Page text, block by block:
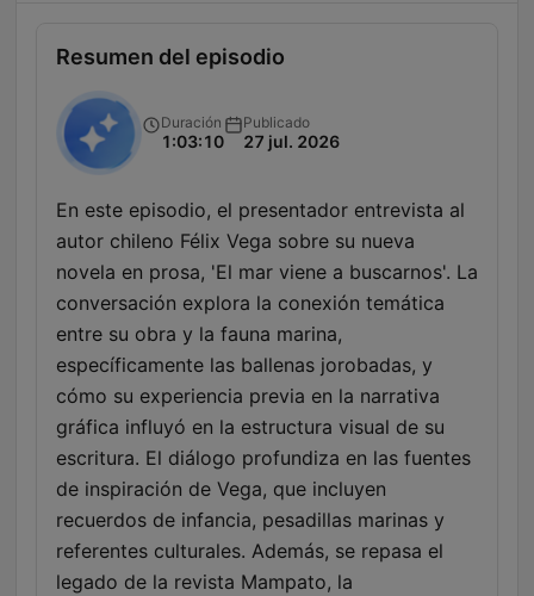
Resumen del episodio
Duración
1:03:10
Publicado
27 jul. 2026
En este episodio, el presentador entrevista al
autor chileno Félix Vega sobre su nueva
novela en prosa, 'El mar viene a buscarnos'. La
conversación explora la conexión temática
entre su obra y la fauna marina,
específicamente las ballenas jorobadas, y
cómo su experiencia previa en la narrativa
gráfica influyó en la estructura visual de su
escritura. El diálogo profundiza en las fuentes
de inspiración de Vega, que incluyen
recuerdos de infancia, pesadillas marinas y
referentes culturales. Además, se repasa el
legado de la revista Mampato, la